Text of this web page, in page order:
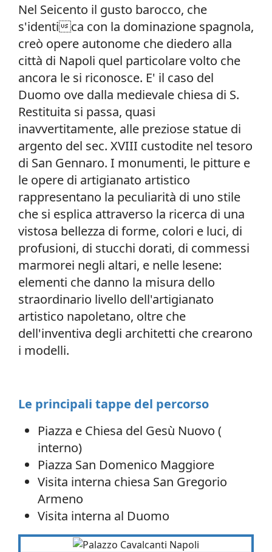
Nel Seicento il gusto barocco, che
s'identica con la dominazione spagnola,
creò opere autonome che diedero alla
città di Napoli quel particolare volto che
ancora le si riconosce. E' il caso del
Duomo ove dalla medievale chiesa di S.
Restituita si passa, quasi
inavvertitamente, alle preziose statue di
argento del sec. XVIII custodite nel tesoro
di San Gennaro. I monumenti, le pitture e
le opere di artigianato artistico
rappresentano la peculiarità di uno stile
che si esplica attraverso la ricerca di una
vistosa bellezza di forme, colori e luci, di
profusioni, di stucchi dorati, di commessi
marmorei negli altari, e nelle lesene:
elementi che danno la misura dello
straordinario livello dell'artigianato
artistico napoletano, oltre che
dell'inventiva degli architetti che crearono
i modelli.
Le principali tappe del percorso
Piazza e Chiesa del Gesù Nuovo (
interno)
Piazza San Domenico Maggiore
Visita interna chiesa San Gregorio
Armeno
Visita interna al Duomo